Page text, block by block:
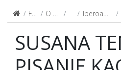
Fakultet O Fakultetu CentriIberoamerički centar
SUSANA